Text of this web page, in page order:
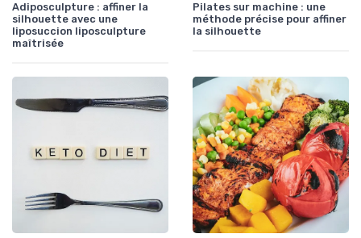
Adiposculpture : affiner la
silhouette avec une
liposuccion liposculpture
maîtrisée
Pilates sur machine : une
méthode précise pour affiner
la silhouette